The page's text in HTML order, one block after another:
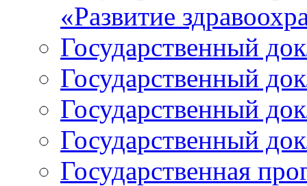
«Развитие
Государственный
Государственный
Государственный
Государственный
Государственная